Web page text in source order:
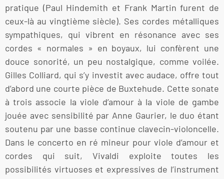
pratique (Paul Hindemith et Frank Martin furent de
ceux-là au vingtième siècle). Ses cordes métalliques
sympathiques, qui vibrent en résonance avec ses
cordes « normales » en boyaux, lui confèrent une
douce sonorité, un peu nostalgique, comme voilée.
Gilles Colliard, qui s’y investit avec audace, offre tout
d’abord une courte pièce de Buxtehude. Cette sonate
à trois associe la viole d’amour à la viole de gambe
jouée avec sensibilité par Anne Gaurier, le duo étant
soutenu par une basse continue clavecin-violoncelle.
Dans le concerto en ré mineur pour viole d’amour et
cordes qui suit, Vivaldi exploite toutes les
possibilités virtuoses et expressives de l’instrument